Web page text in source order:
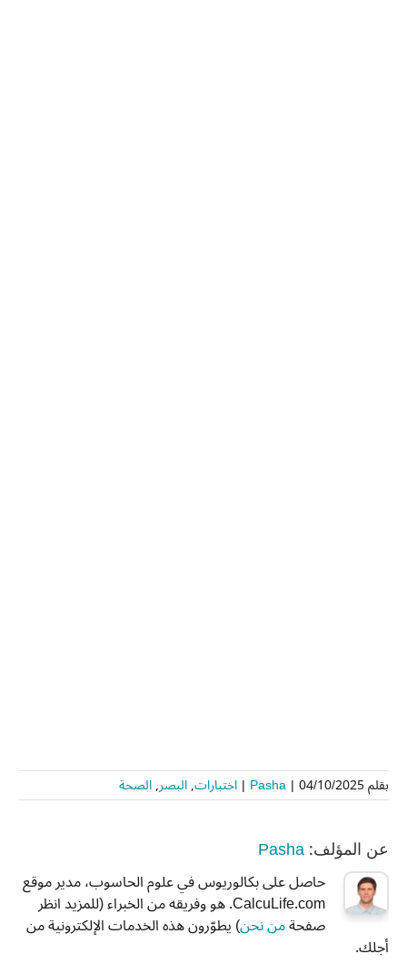
بقلم Pasha | 04/10/2025
| اختبارات,البصر,الصحة
عن المؤلف: Pasha
حاصل على بكالوريوس في علوم الحاسوب، مدير موقع
CalcuLife.com. هو وفريقه من الخبراء (للمزيد انظر
صفحةمن نحن) يطوّرون هذه الخدمات الإلكترونية من
أجلك.